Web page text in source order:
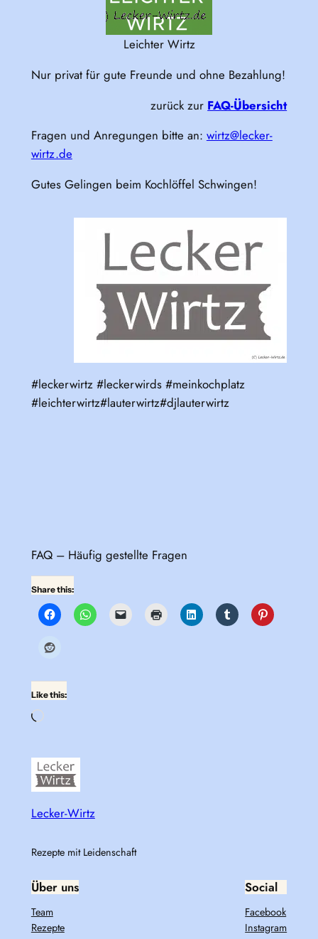
Leichter Wirtz
Nur privat für gute Freunde und ohne Bezahlung!
zurück zur FAQ-Übersicht
Fragen und Anregungen bitte an: wirtz@lecker-
wirtz.de
Gutes Gelingen beim Kochlöffel Schwingen!
#leckerwirtz #leckerwirds #meinkochplatz
#leichterwirtz#lauterwirtz#djlauterwirtz
FAQ – Häufig gestellte Fragen
Share this:
Like this:
Loading…
Lecker-Wirtz
Rezepte mit Leidenschaft
Über uns
Team
Rezepte
Social
Facebook
Instagram